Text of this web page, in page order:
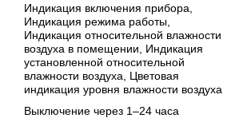
Индикация включения прибора,
Индикация режима работы,
Индикация относительной влажности
воздуха в помещении, Индикация
установленной относительной
влажности воздуха, Цветовая
индикация уровня влажности воздуха
Выключение через 1–24 часа